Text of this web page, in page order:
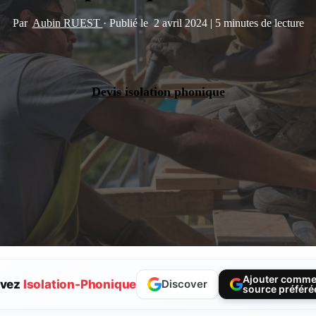
Par Aubin RUEST · Publié le2 avril 2024 | 5 minutes de lecture
Devis isolation phonique
Isolation-Phonique Discover
Ajouter comme
source